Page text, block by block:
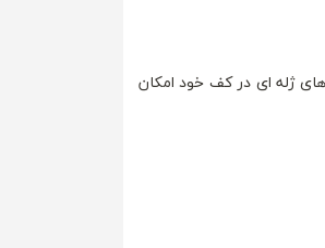
ژله ای در کف خود امکان